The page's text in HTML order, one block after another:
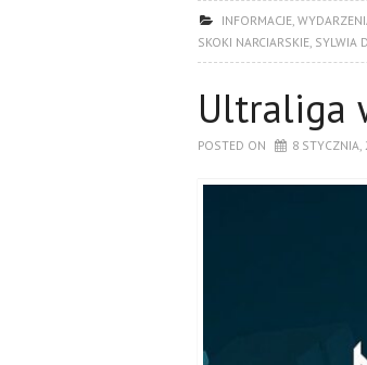
INFORMACJE,
SKOKI NARCIARSKIE SYLWIA
Ultraliga
POSTED ON 8 STYCZNIA,